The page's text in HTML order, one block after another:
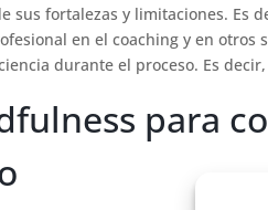
sus fortalezas y limitaciones. Es
en el coaching y en
durante el proceso. Es
para